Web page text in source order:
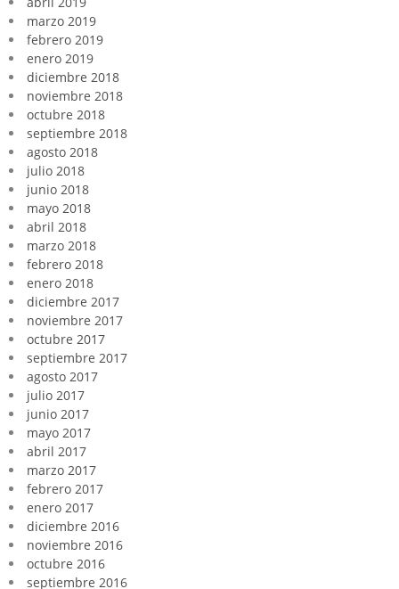
marzo 2019
febrero 2019
enero 2019
diciembre 2018
noviembre 2018
octubre 2018
septiembre 2018
agosto 2018
julio 2018
junio 2018
mayo 2018
abril 2018
marzo 2018
febrero 2018
enero 2018
diciembre 2017
noviembre 2017
octubre 2017
septiembre 2017
agosto 2017
julio 2017
junio 2017
mayo 2017
abril 2017
marzo 2017
febrero 2017
enero 2017
diciembre 2016
noviembre 2016
octubre 2016
septiembre 2016